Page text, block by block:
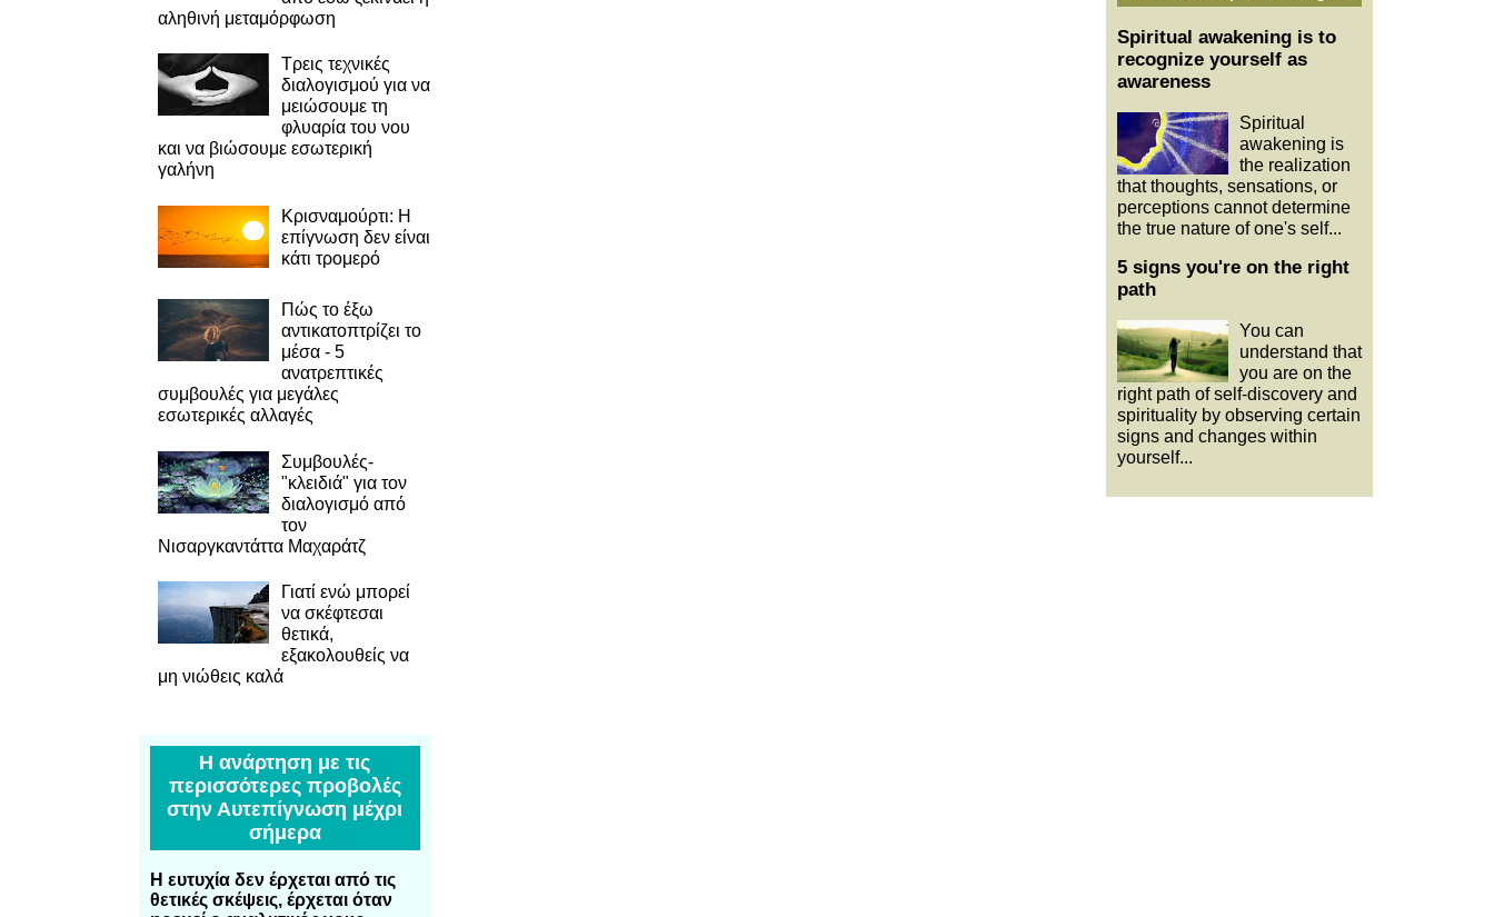
αληθινή μεταμόρφωση
Τρεις τεχνικές
διαλογισμού για να
μειώσουμε τη
φλυαρία του νου
και να βιώσουμε εσωτερική
γαλήνη
Κρισναμούρτι: Η
επίγνωση δεν είναι
κάτι τρομερό
Πώς το έξω
αντικατοπτρίζει το
μέσα - 5
ανατρεπτικές
συμβουλές για μεγάλες
εσωτερικές αλλαγές
Συμβουλές-
"κλειδιά" για τον
διαλογισμό από
τον
Νισαργκαντάττα Μαχαράτζ
Γιατί ενώ μπορεί
να σκέφτεσαι
θετικά,
εξακολουθείς να
μη νιώθεις καλά
Η ανάρτηση με τις
περισσότερες προβολές
στην Αυτεπίγνωση μέχρι
σήμερα
Η ευτυχία δεν έρχεται από τις
θετικές σκέψεις, έρχεται όταν
Spiritual awakening is to
recognize yourself as
awareness
Spiritual
awakening is
the realization
that thoughts, sensations, or
perceptions cannot determine
the true nature of one's self...
5 signs you're on the right
path
You can
understand that
you are on the
right path of self-discovery and
spirituality by observing certain
signs and changes within
yourself...